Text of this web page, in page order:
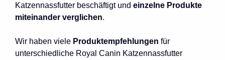
Katzennassfutter beschäftigt und einzelne Produkte
miteinander verglichen.
Wir haben viele Produktempfehlungen für
unterschiedliche Royal Canin Katzennassfutter